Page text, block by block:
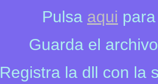
Pulsa aqui
Guarda el
Registra la dll con la